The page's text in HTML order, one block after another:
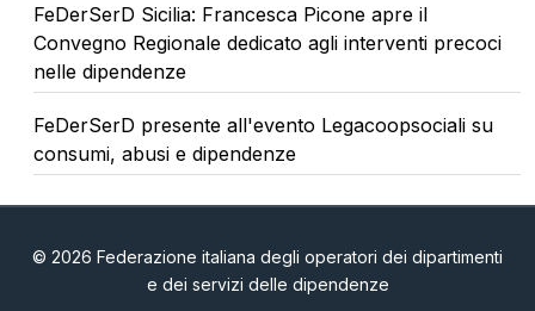
FeDerSerD Sicilia: Francesca Picone apre il
Convegno Regionale dedicato agli interventi precoci
nelle dipendenze
FeDerSerD presente all'evento Legacoopsociali su
consumi, abusi e dipendenze
© 2026 Federazione italiana degli operatori dei dipartimenti
e dei servizi delle dipendenze